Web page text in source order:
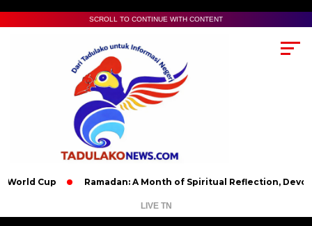
SCROLL TO CONTINUE WITH CONTENT
Ramadan: A Month of Spiritual Reflection, Devotion, and
LIVE TN